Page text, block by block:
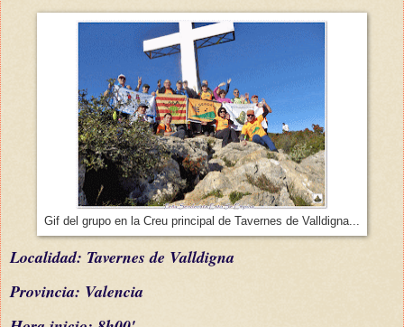
Gif del grupo en la Creu principal de Tavernes de Valldigna...
Localidad: Tavernes de Valldigna
Provincia: Valencia